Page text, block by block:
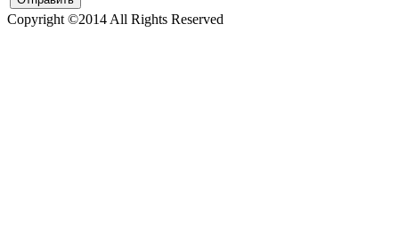
Copyright ©2014 All Rights Reserved